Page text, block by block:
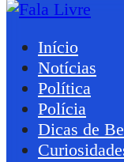
Início
Notícias
Política
Polícia
Dicas de